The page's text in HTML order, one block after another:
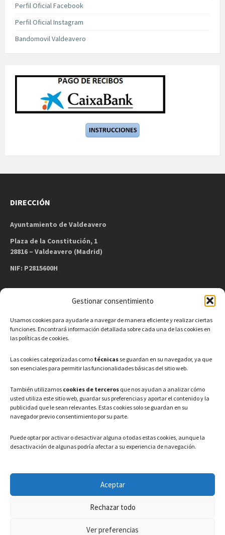
Gestionar consentimiento
Usamos cookies para ayudarle a navegar de manera eficiente y realizar ciertas
funciones. Encontrará información detallada sobre cada una de las cookies en
las políticas de cookies.
Las cookies categorizadas como técnicas se guardan en su navegador, ya que
son esenciales para permitir las funcionalidades básicas del sitio web.
También utilizamos cookies de terceros que nos ayudan a analizar cómo
usted utiliza este sitio web, guardar sus preferencias y aportar el contenido y la
publicidad que le sean relevantes. Estas cookies solo se guardan en su
navegador previo consentimiento por su parte.
Puede optar por activar o desactivar alguna o todas estas cookies, aunque la
desactivación de algunas podría afectar a su experiencia de navegación.
Aceptar
Rechazar todo
Ver preferencias
Perfil Oficial Facebook
Perfil Oficial Instagram
Bandomovil Valdeavero
DIRECCIÓN
Ayuntamiento de Valdeavero
Plaza de la Constitución, 1
28816 – Valdeavero (Madrid)
NIF: P2815600H
Teléfono: 91 886 44 62
Correo Electrónico:
HORARIO
Lunes a Viernes: 08:00h – 15:00h
LEGAL
Política de privacidad–Aviso Legal–Política de cookies
Registro de actividades de Tratamiento